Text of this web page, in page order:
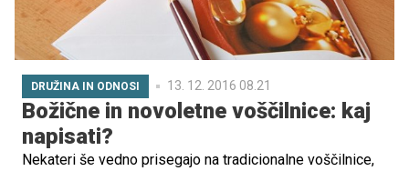
DRUŽINA IN ODNOSI 13. 12. 2016 08.21
Božične in novoletne voščilnice: kaj
napisati?
Nekateri še vedno prisegajo na tradicionalne voščilnice,